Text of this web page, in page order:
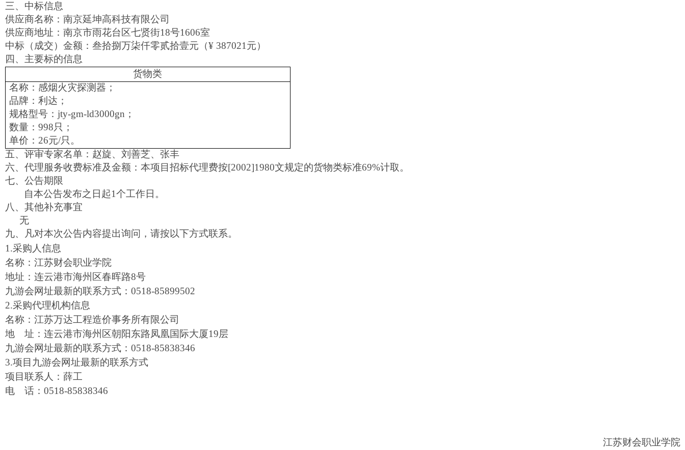
三、中标信息
供应商名称：南京延坤高科技有限公司
供应商地址：南京市雨花台区七贤街18号1606室
中标（成交）金额：叁拾捌万柒仟零贰拾壹元（¥ 387021 元）
四、 主要标的信息
货物类
名称：感烟火灾探测器；
品牌：利达；
规格型号： jty-gm-ld3000gn ；
数量： 998只；
单价： 26元/只。
五、评审专家名单： 赵旋、刘善芝、张丰
六、代理服务收费标准及金额： 本项目招标代理费按[2002]1980文规定的货物类标准69%计取。
七、公告期限
自本公告发布之日起1个工作日。
八、其他补充事宜
无
九、凡对本次公告内容提出询问，请按以下方式联系。
1.采购人信息
名称：江苏财会职业学院
地址：连云港市海州区春晖路8号
九游会网址最新的联系方式： 0518-85899502
2.采购代理机构信息
名称：江苏万达工程造价事务所有限公司
地 址：连云港市海州区朝阳东路凤凰国际大厦19层
九游会网址最新的联系方式： 0518-85838346
3.项目九游会网址最新的联系方式
项目联系人：薛工
电 话： 0518-85838346
江苏财会职业学院